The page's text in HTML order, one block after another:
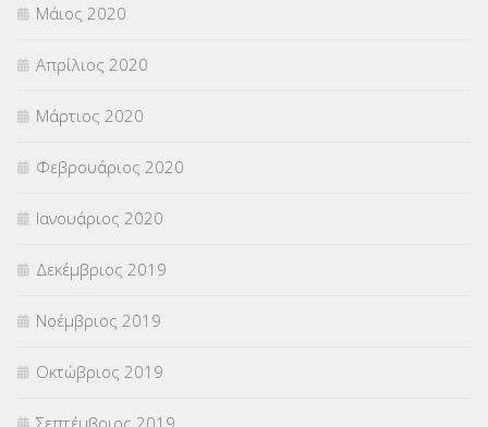
Μάιος 2020
Απρίλιος 2020
Μάρτιος 2020
Φεβρουάριος 2020
Ιανουάριος 2020
Δεκέμβριος 2019
Νοέμβριος 2019
Οκτώβριος 2019
Σεπτέμβριος 2019